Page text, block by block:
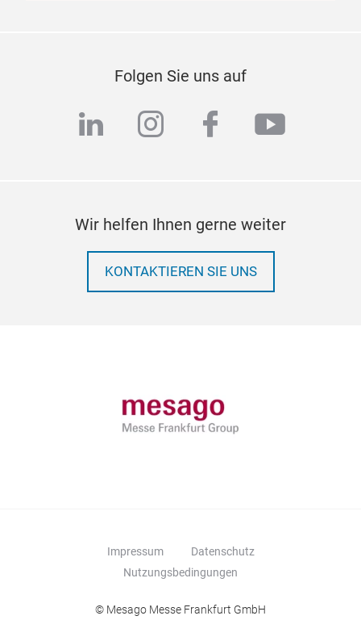
Folgen Sie uns auf
linkedininstagram
facebook
Wir helfen Ihnen gerne weiter
KONTAKTIEREN SIE UNS
Impressum
Datenschutz
Nutzungsbedingungen
© Mesago Messe Frankfurt GmbH